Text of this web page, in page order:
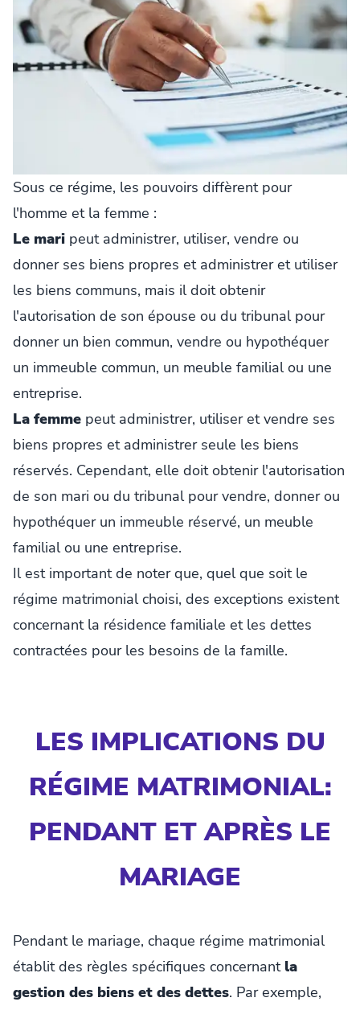
Sous ce régime, les pouvoirs diffèrent pour
l'homme et la femme :
Le mari peut administrer, utiliser, vendre ou
donner ses biens propres et administrer et utiliser
les biens communs, mais il doit obtenir
l'autorisation de son épouse ou du tribunal pour
donner un bien commun, vendre ou hypothéquer
un immeuble commun, un meuble familial ou une
entreprise.
La femme peut administrer, utiliser et vendre ses
biens propres et administrer seule les biens
réservés. Cependant, elle doit obtenir l'autorisation
de son mari ou du tribunal pour vendre, donner ou
hypothéquer un immeuble réservé, un meuble
familial ou une entreprise.
Il est important de noter que, quel que soit le
régime matrimonial choisi, des exceptions existent
concernant la résidence familiale et les dettes
contractées pour les besoins de la famille.
LES IMPLICATIONS DU
RÉGIME MATRIMONIAL:
PENDANT ET APRÈS LE
MARIAGE
Pendant le mariage, chaque régime matrimonial
établit des règles spécifiques concernant la
gestion des biens et des dettes. Par exemple,